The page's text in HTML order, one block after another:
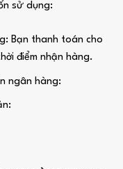
sử dụng:
Bạn thanh toán cho
điểm nhận hàng.
ngân hàng: